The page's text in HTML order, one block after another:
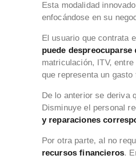
Esta modalidad
enfocándose en su
El usuario que contrata
puede despreocuparse
matriculación, ITV,
que representa un gasto
De lo anterior se deriva
Disminuye el personal
y reparaciones
Por otra parte, al no
recursos financieros.